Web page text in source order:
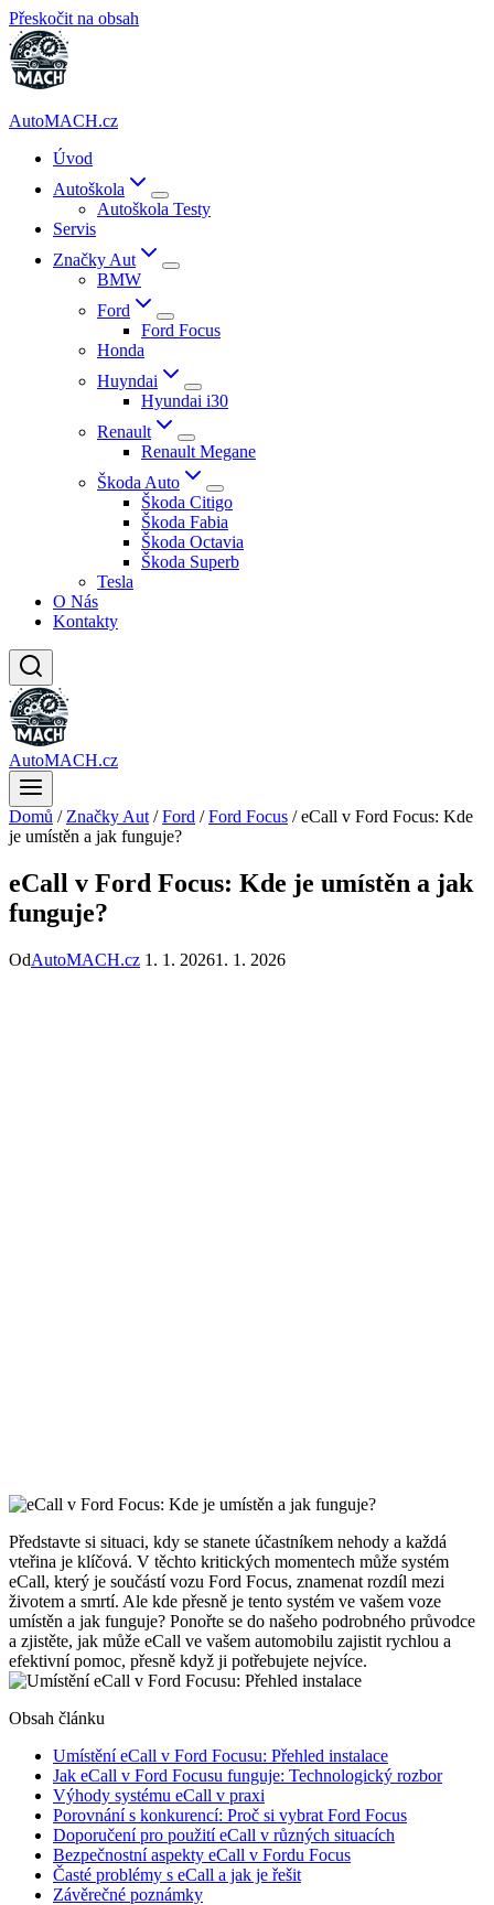
Přeskočit na obsah
AutoMACH.cz
Úvod
Autoškola
Autoškola Testy
Servis
Značky Aut
BMW
Ford
Ford Focus
Honda
Huyndai
Hyundai i30
Renault
Renault Megane
Škoda Auto
Škoda Citigo
Škoda Fabia
Škoda Octavia
Škoda Superb
Tesla
O Nás
Kontakty
AutoMACH.cz
Domů / Značky Aut / Ford / Ford Focus / eCall v Ford Focus: Kde
je umístěn a jak funguje?
eCall v Ford Focus: Kde je umístěn a jak
funguje?
OdAutoMACH.cz 1. 1. 20261. 1. 2026
Představte si situaci, kdy se stanete účastníkem nehody a každá
vteřina je klíčová. V těchto kritických momentech může systém
eCall, který je součástí vozu Ford Focus, znamenat rozdíl mezi
životem a smrtí. Ale kde přesně je tento systém ve vašem voze
umístěn a jak funguje? Ponořte se do našeho podrobného průvodce
a zjistěte, jak může eCall ve vašem automobilu zajistit rychlou a
efektivní pomoc, přesně když ji potřebujete nejvíce.
Obsah článku
Umístění eCall v Ford Focusu: Přehled instalace
Jak eCall v Ford Focusu funguje: Technologický rozbor
Výhody systému eCall v praxi
Porovnání s konkurencí: Proč si vybrat Ford Focus
Doporučení pro použití eCall v různých situacích
Bezpečnostní aspekty eCall v Fordu Focus
Časté problémy s eCall a jak je řešit
Závěrečné poznámky